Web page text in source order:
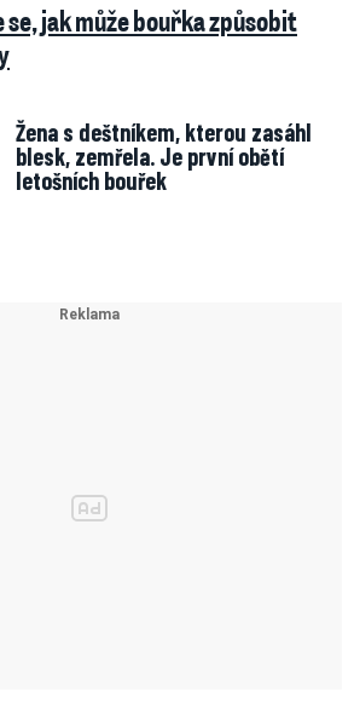
se, jak může bouřka způsobit
Žena s deštníkem, kterou zasáhl
blesk, zemřela. Je první obětí
letošních bouřek